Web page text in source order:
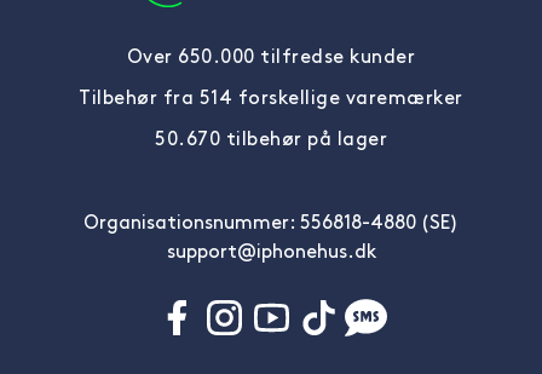
Over 650.000 tilfredse kunder
Tilbehør fra 514 forskellige varemærker
50.670 tilbehør på lager
Organisationsnummer: 556818-4880 (SE)
support@iphonehus.dk